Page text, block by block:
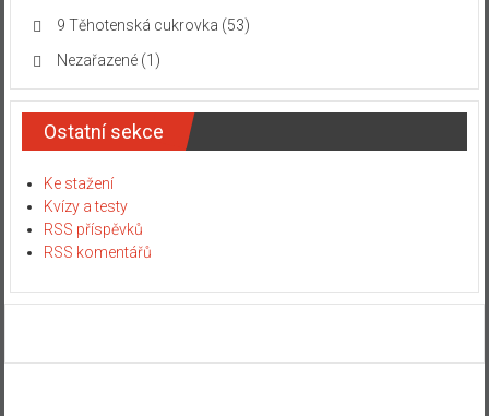
9 Těhotenská cukrovka (53)
Nezařazené(1)
Ostatní sekce
Ke stažení
Kvízy a testy
RSS příspěvků
RSS komentářů